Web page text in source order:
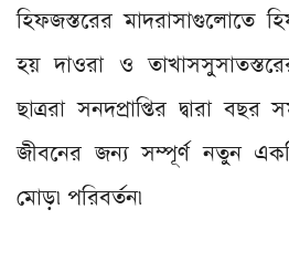
হিফজস্তরের মাদরাসাগুলোতে
হয় দাওরা ও
ছাত্ররা সনদপ্রাপ্তির দ্বারা
জীবনের জন্য সম্পূর্ণ নতুন
মোড়৷ পরিবর্তন৷